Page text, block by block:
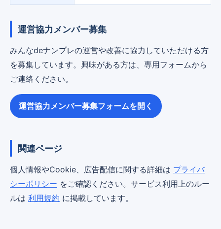
運営協力メンバー募集
みんなdeナンプレの運営や改善に協力していただける方
を募集しています。興味がある方は、専用フォームから
ご連絡ください。
運営協力メンバー募集フォームを開く
関連ページ
個人情報やCookie、広告配信に関する詳細は プライバ
シーポリシー をご確認ください。サービス利用上のルー
ルは 利用規約 に掲載しています。